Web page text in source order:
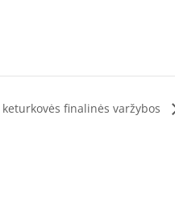
finalinės varžybos